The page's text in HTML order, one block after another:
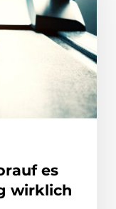
es
wirklich